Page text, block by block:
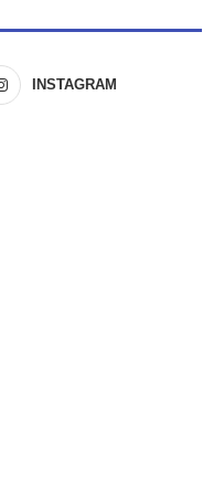
INSTAGRAM